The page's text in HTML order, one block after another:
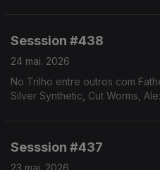
Sesssion #438
24 mai. 2026
No Trilho entre outros com
Silver Synthetic, Cut Worms,
Sesssion #437
23 mai. 2026